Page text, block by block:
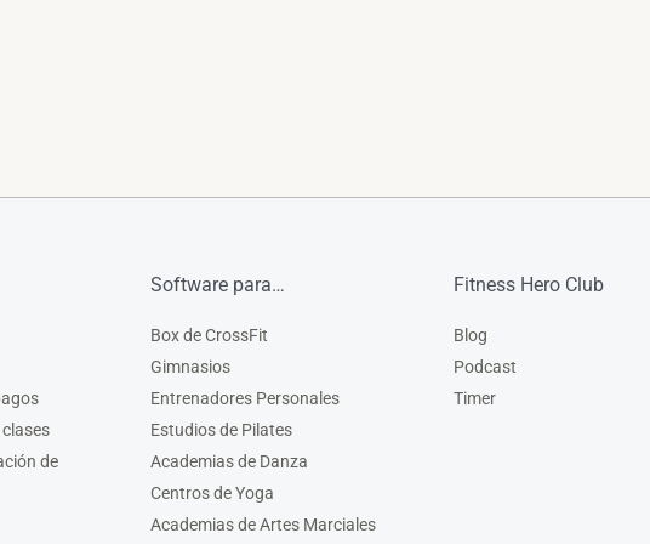
de
Software para…
Box de CrossFit
Gimnasios
Entrenadores Personales
Estudios de Pilates
Academias de Danza
Centros de Yoga
Academias de Artes Marciales
Fitness Hero Club
Blog
Podcast
Timer